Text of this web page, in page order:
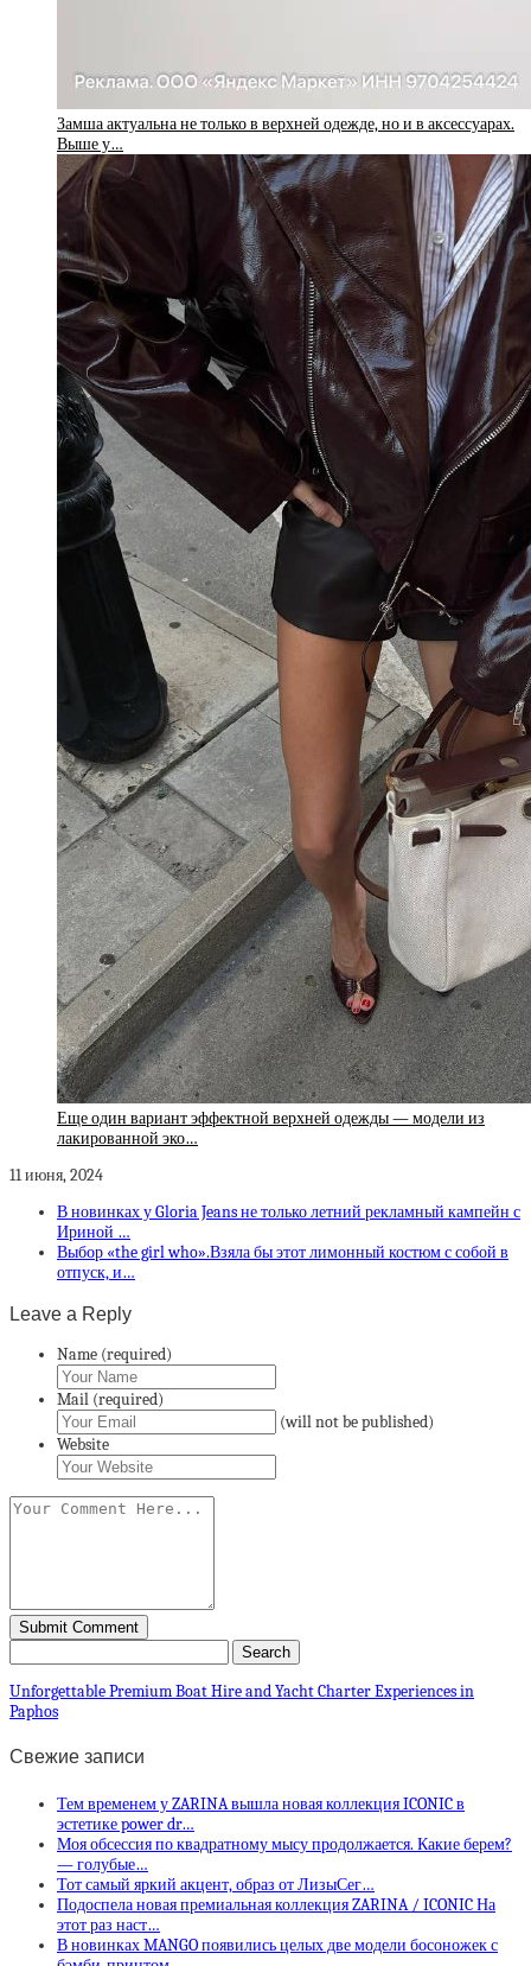
Замша актуальна не только в верхней одежде, но и в аксессуарах.
Выше у…
Еще один вариант эффектной верхней одежды — модели из
лакированной эко…
11 июня, 2024
В новинках у Gloria Jeans не только летний рекламный кампейн с
Ириной …
Выбор «the girl who».Взяла бы этот лимонный костюм с собой в
отпуск, и…
Leave a Reply
Name (required)
Mail (required)
(will not be published)
Website
Unforgettable Premium Boat Hire and Yacht Charter Experiences in
Paphos
Свежие записи
Тем временем у ZARINA вышла новая коллекция ICONIC в
эстетике power dr…
Моя обсессия по квадратному мысу продолжается. Какие берем?
— голубые…
Тот самый яркий акцент, образ от ЛизыСег…
Подоспела новая премиальная коллекция ZARINA / ICONIC На
этот раз наст…
В новинках MANGO появились целых две модели босоножек с